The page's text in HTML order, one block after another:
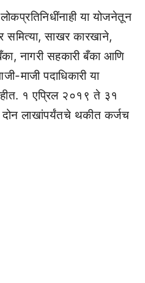
या योजनेतून
साखर कारखाने,
नागरी सहकारी बँका आणि
पदाधिकारी या
१ एप्रिल २०१९ ते ३१
लाखांपर्यंतचे थकीत कर्जच